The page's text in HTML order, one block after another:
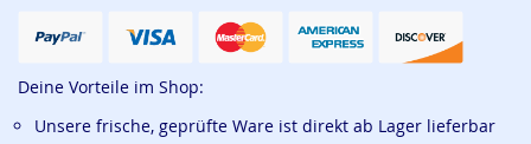
Deine Vorteile im Shop:
Unsere frische, geprüfte Ware ist direkt ab Lager lieferbar